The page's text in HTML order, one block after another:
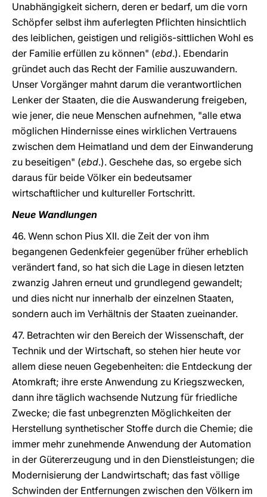
Unabhängigkeit sichern, deren er bedarf, um die vorn
Schöpfer selbst ihm auferlegten Pflichten hinsichtlich
des leiblichen, geistigen und religiös-sittlichen Wohl es
der Familie erfüllen zu können" (ebd.). Ebendarin
gründet auch das Recht der Familie auszuwandern.
Unser Vorgänger mahnt darum die verantwortlichen
Lenker der Staaten, die die Auswanderung freigeben,
wie jener, die neue Menschen aufnehmen, "alle etwa
möglichen Hindernisse eines wirklichen Vertrauens
zwischen dem Heimatland und dem der Einwanderung
zu beseitigen" (ebd.). Geschehe das, so ergebe sich
daraus für beide Völker ein bedeutsamer
wirtschaftlicher und kultureller Fortschritt.
Neue Wandlungen
46. Wenn schon Pius XII. die Zeit der von ihm
begangenen Gedenkfeier gegenüber früher erheblich
verändert fand, so hat sich die Lage in diesen letzten
zwanzig Jahren erneut und grundlegend gewandelt;
und dies nicht nur innerhalb der einzelnen Staaten,
sondern auch im Verhältnis der Staaten zueinander.
47. Betrachten wir den Bereich der Wissenschaft, der
Technik und der Wirtschaft, so stehen hier heute vor
allem diese neuen Gegebenheiten: die Entdeckung der
Atomkraft; ihre erste Anwendung zu Kriegszwecken,
dann ihre täglich wachsende Nutzung für friedliche
Zwecke; die fast unbegrenzten Möglichkeiten der
Herstellung synthetischer Stoffe durch die Chemie; die
immer mehr zunehmende Anwendung der Automation
in der Gütererzeugung und in den Dienstleistungen; die
Modernisierung der Landwirtschaft; das fast völlige
Schwinden der Entfernungen zwischen den Völkern im